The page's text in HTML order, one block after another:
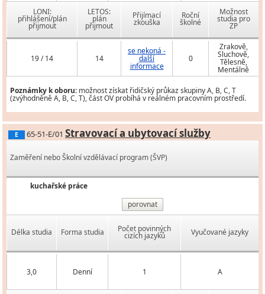
LONI:
přihlášení/plán
přijmout
LETOS:
plán
přijmout
Přijímací
zkouška
Roční
školné
Možnost
studia pro
ZP
19 / 14 14
se nekoná -
další
informace
0
Zrakově,
Sluchově,
Tělesně,
Mentálně
Poznámky k oboru: možnost získat řidičský průkaz skupiny A, B, C, T
(zvýhodněně A, B, C, T), část OV probíhá v reálném pracovním prostředí.
E 65-51-E/01 Stravovací a ubytovací služby
Zaměření nebo Školní vzdělávací program (ŠVP)
kuchařské práce
porovnat
Délka studia Forma studia Počet povinných
cizích jazyků Vyučované jazyky
3,0 Denní 1 A